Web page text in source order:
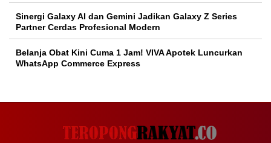
Sinergi Galaxy AI dan Gemini Jadikan Galaxy Z Series
Partner Cerdas Profesional Modern
Belanja Obat Kini Cuma 1 Jam! VIVA Apotek Luncurkan
WhatsApp Commerce Express